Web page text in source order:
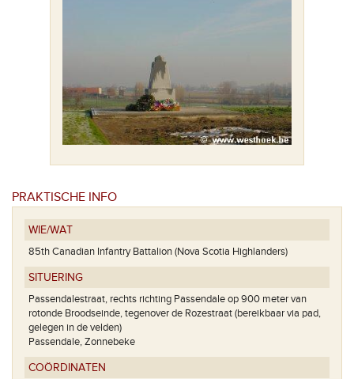
PRAKTISCHE INFO
WIE/WAT
85th Canadian Infantry Battalion (Nova Scotia Highlanders)
SITUERING
Passendalestraat, rechts richting Passendale op 900 meter van
rotonde Broodseinde, tegenover de Rozestraat (bereikbaar via pad,
gelegen in de velden)
Passendale, Zonnebeke
COÖRDINATEN